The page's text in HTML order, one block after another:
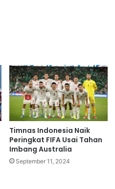
Timnas Indonesia Naik
Peringkat FIFA Usai Tahan
Imbang Australia
September 11, 2024